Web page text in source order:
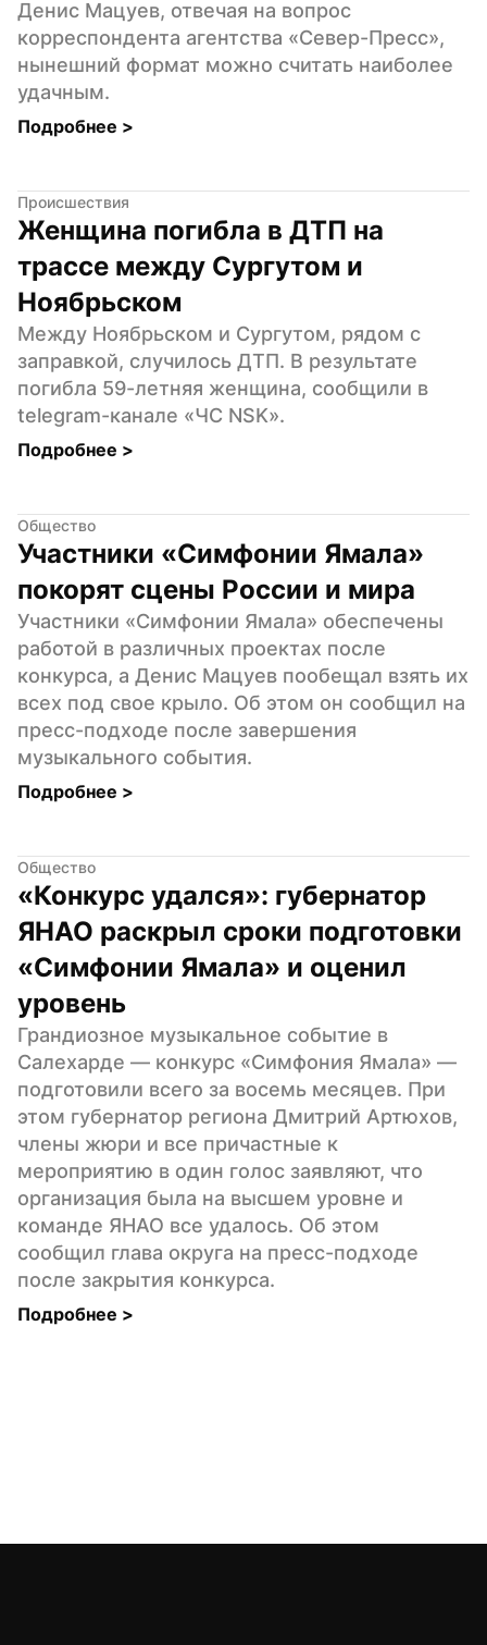
Денис Мацуев, отвечая на вопрос
корреспондента агентства «Север-Пресс»,
нынешний формат можно считать наиболее
удачным.
Подробнее >
Происшествия
Женщина погибла в ДТП на
трассе между Сургутом и
Ноябрьском
Между Ноябрьском и Сургутом, рядом с
заправкой, случилось ДТП. В результате
погибла 59-летняя женщина, сообщили в
telegram-канале «ЧС NSK».
Подробнее >
Общество
Участники «Симфонии Ямала»
покорят сцены России и мира
Участники «Симфонии Ямала» обеспечены
работой в различных проектах после
конкурса, а Денис Мацуев пообещал взять их
всех под свое крыло. Об этом он сообщил на
пресс-подходе после завершения
музыкального события.
Подробнее >
Общество
«Конкурс удался»: губернатор
ЯНАО раскрыл сроки подготовки
«Симфонии Ямала» и оценил
уровень
Грандиозное музыкальное событие в
Салехарде — конкурс «Симфония Ямала» —
подготовили всего за восемь месяцев. При
этом губернатор региона Дмитрий Артюхов,
члены жюри и все причастные к
мероприятию в один голос заявляют, что
организация была на высшем уровне и
команде ЯНАО все удалось. Об этом
сообщил глава округа на пресс-подходе
после закрытия конкурса.
Подробнее >